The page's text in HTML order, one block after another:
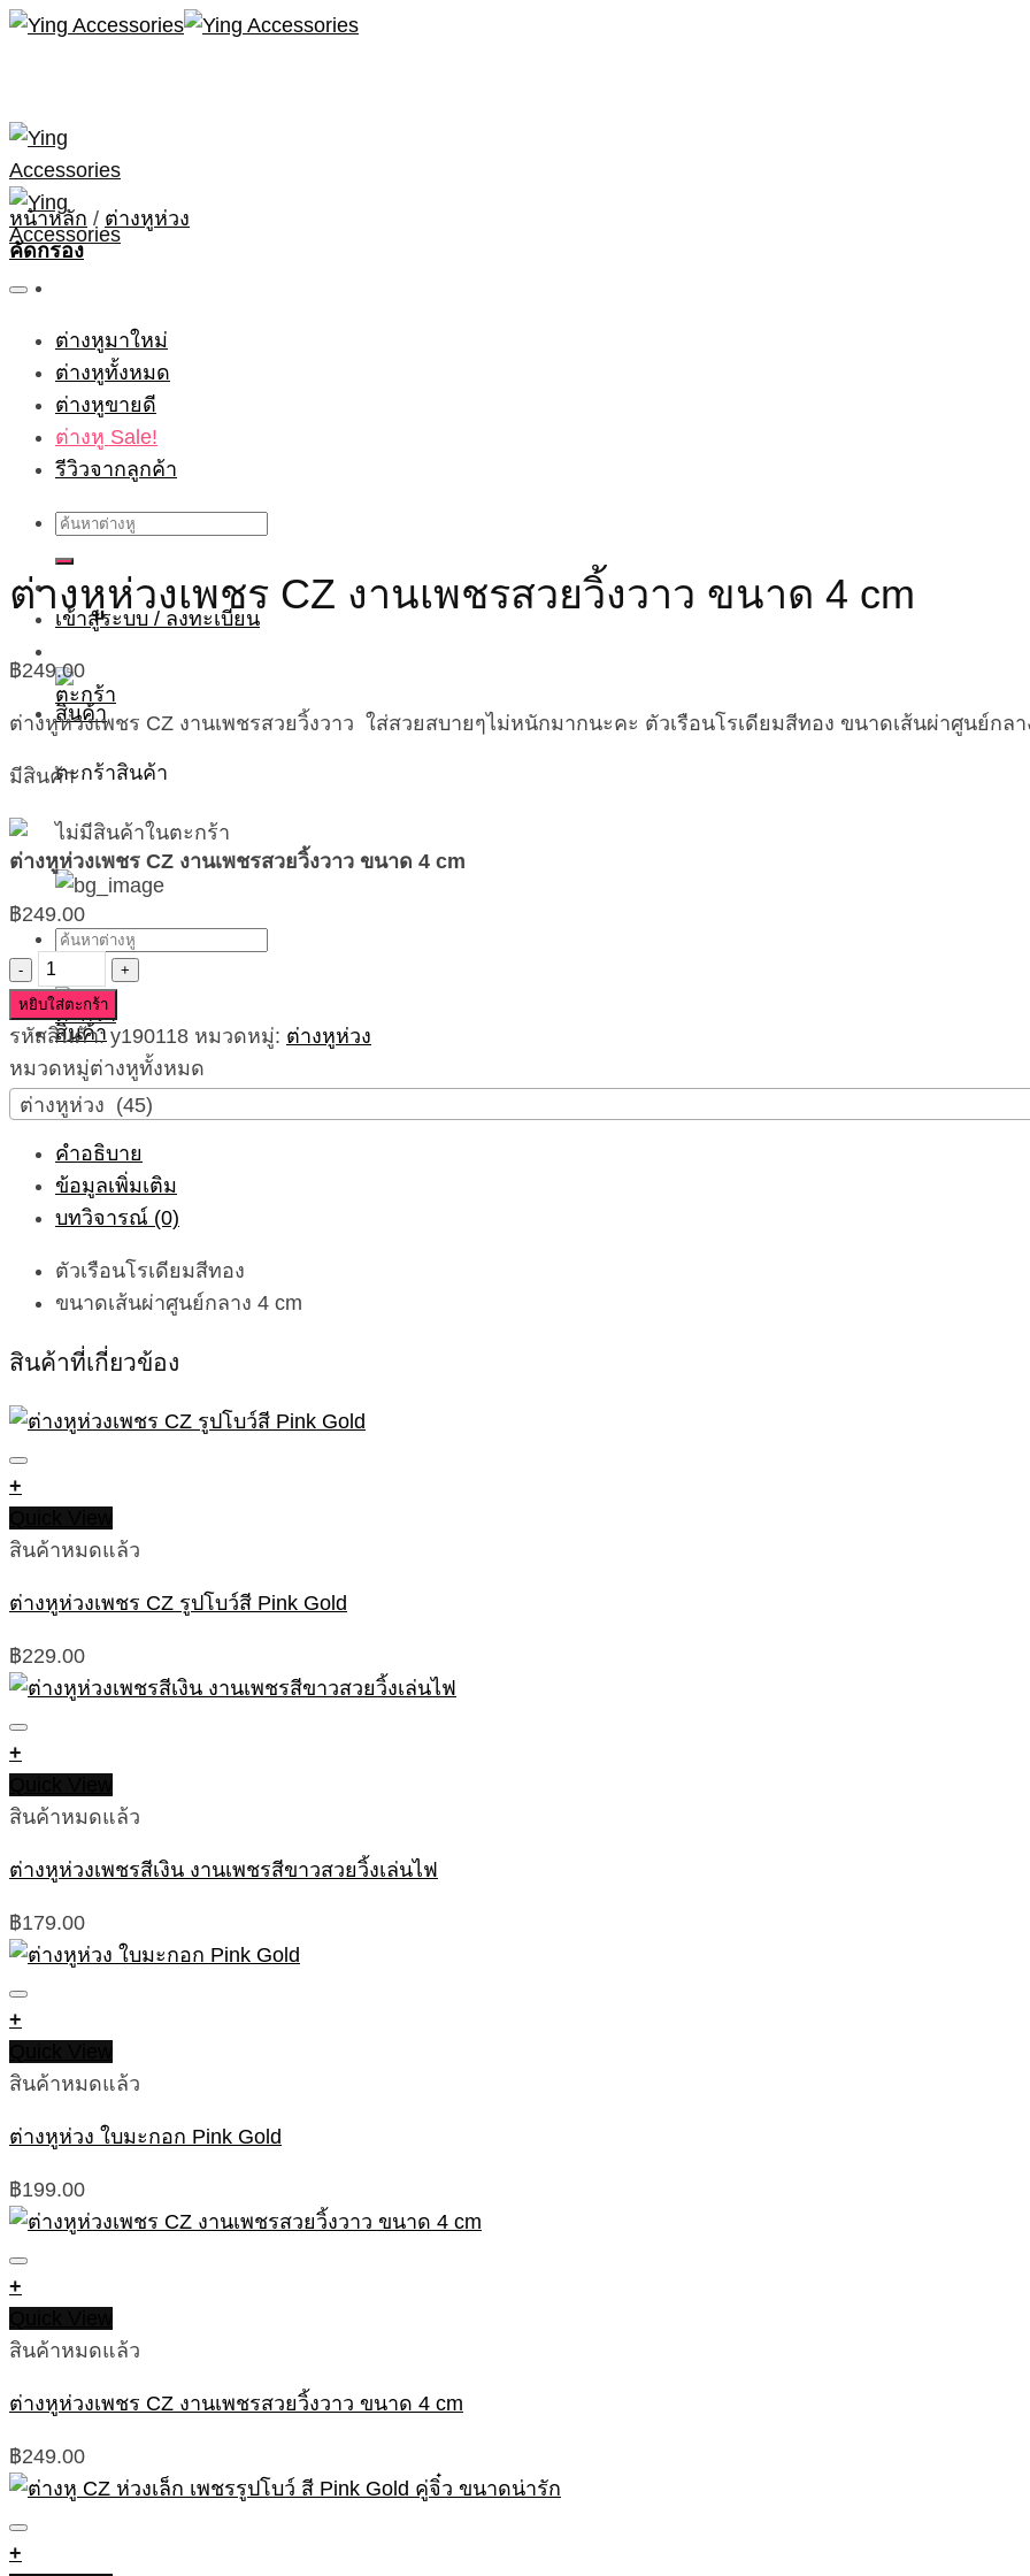
Skip
ต่างหูมาใหม่
ต่างหูทั้งหมด
ต่างหูขายดี
ต่างหู Sale!
รีวิวจากลูกค้า
ค้นหา:
เข้าสู่ระบบ / ลงทะเบียน
ตะกร้าสินค้า
ไม่มีสินค้าในตะกร้า
ค้นหา:
หน้าหลัก / ต่างหูห่วง
คัดกรอง
ต่างหูห่วงเพชร CZ งานเพชรสวยวิ้งวาว ขนาด 4 cm
฿249.00
ต่างหูห่วงเพชร CZ งานเพชรสวยวิ้งวาว ใส่สวยสบายๆไม่หนักมากนะคะ ตัวเรือนโรเดียมสีทอง ขนาดเส้นผ่าศูนย์กลา
มีสินค้า
ต่างหูห่วงเพชร CZ งานเพชรสวยวิ้งวาว ขนาด 4 cm
฿249.00
จำนวน
ต่าง
หู
ห่วง
เพชร
CZ
งาน
เพชร
สวย
4
ชิ้น
หยิบใส่ตะกร้า
รหัสสินค้า:y190118 หมวดหมู่: ต่างหูห่วง
หมวดหมู่ต่างหูทั้งหมด
ต่างหูห่วง (45)
คำอธิบาย
ข้อมูลเพิ่มเติม
บทวิจารณ์ (0)
ตัวเรือนโรเดียมสีทอง
ขนาดเส้นผ่าศูนย์กลาง 4 cm
สินค้าที่เกี่ยวข้อง
+
สินค้าหมดแล้ว
ต่างหูห่วงเพชร CZ รูปโบว์สี Pink Gold
฿229.00
+
สินค้าหมดแล้ว
ต่างหูห่วงเพชรสีเงิน งานเพชรสีขาวสวยวิ้งเล่นไฟ
฿179.00
+
สินค้าหมดแล้ว
ต่างหูห่วง ใบมะกอก Pink Gold
฿199.00
+
สินค้าหมดแล้ว
ต่างหูห่วงเพชร CZ งานเพชรสวยวิ้งวาว ขนาด 4 cm
฿249.00
+